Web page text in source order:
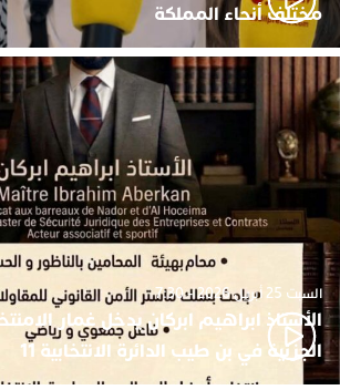
مختلف أنحاء المملكة
السبت 25 أبريل 2026 - 7:30
الأستاذ ابراهيم ابركان يدخل غمار
الجزئية في بن طيب الدائرة الانتخابية 11